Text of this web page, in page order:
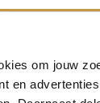
om jouw
en